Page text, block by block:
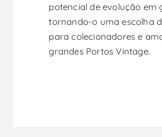
potencial de evolução em
tornando-o uma escolha
para colecionadores e
grandes Portos Vintage.